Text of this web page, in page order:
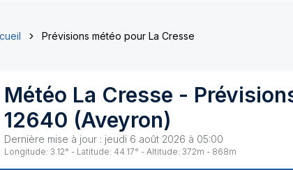
Prévisions météo pour La Cresse
Météo La Cresse -
12640 (Aveyron)
Dernière mise à jour : jeudi 6 août 2026 à 05:00
Longitude: 3.12° - Latitude: 44.17° - Altitude: 372m - 868m